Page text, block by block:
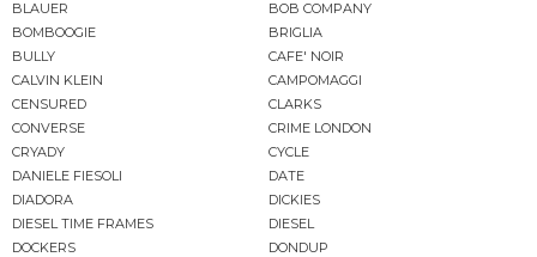
BLAUER
BOB COMPANY
BOMBOOGIE
BRIGLIA
BULLY
CAFE' NOIR
CALVIN KLEIN
CAMPOMAGGI
CENSURED
CLARKS
CONVERSE
CRIME LONDON
CRYADY
CYCLE
DANIELE FIESOLI
DATE
DIADORA
DICKIES
DIESEL TIME FRAMES
DIESEL
DOCKERS
DONDUP